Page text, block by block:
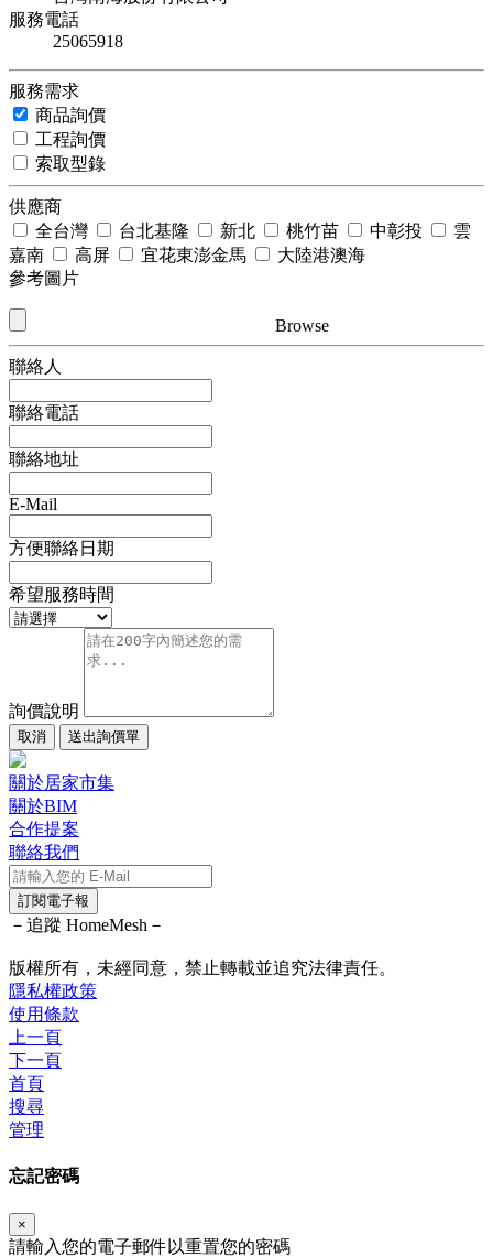
服務電話
25065918
服務需求
商品詢價
工程詢價
索取型錄
供應商
全台灣
台北基隆 新北 桃竹苗 中彰投
雲
嘉南
高屏 宜花東澎金馬
大陸港澳海
參考圖片
Browse
聯絡人
聯絡電話
聯絡地址
E-Mail
方便聯絡日期
希望服務時間
詢價說明
取消 送出詢價單
關於居家市集
關於BIM
合作提案
聯絡我們
訂閱電子報
－追蹤 HomeMesh－
版權所有，未經同意，禁止轉載並追究法律責任。
隱私權政策
使用條款
上一頁
下一頁
首頁
搜尋
管理
忘記密碼
×
請輸入您的電子郵件以重置您的密碼